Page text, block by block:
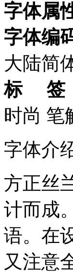
字体属
字体编
大陆简
标 签
时尚 笔
字体介
方正丝
计而成
语。在
又注意